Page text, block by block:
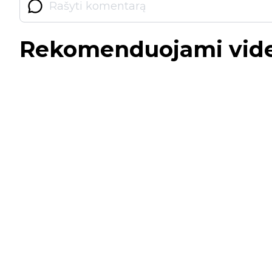
Rekomenduojami